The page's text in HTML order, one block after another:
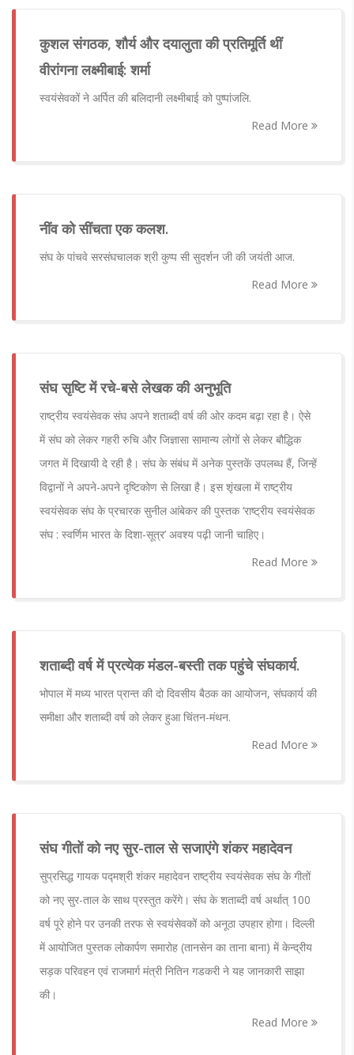
कुशल संगठक, शौर्य और दयालुता की प्रतिमूर्ति थीं
वीरांगना लक्ष्मीबाई: शर्मा
स्वयंसेवकों ने अर्पित की बलिदानी लक्ष्मीबाई को पुष्पांजलि.
Read More
नींव को सींचता एक कलश.
संघ के पांचवे सरसंघचालक श्री कुप्प सी सुदर्शन जी की जयंती आज.
Read More
संघ सृष्टि में रचे-बसे लेखक की अनुभूति
राष्ट्रीय स्वयंसेवक संघ अपने शताब्दी वर्ष की ओर कदम बढ़ा रहा है। ऐसे
में संघ को लेकर गहरी रुचि और जिज्ञासा सामान्य लोगों से लेकर बौद्धिक
जगत में दिखायी दे रही है। संघ के संबंध में अनेक पुस्तकें उपलब्ध हैं, जिन्हें
विद्वानों ने अपने-अपने दृष्टिकोण से लिखा है। इस शृंखला में राष्ट्रीय
स्वयंसेवक संघ के प्रचारक सुनील आंबेकर की पुस्तक ‘राष्ट्रीय स्वयंसेवक
संघ : स्वर्णिम भारत के दिशा-सूत्र’ अवश्य पढ़ी जानी चाहिए।
Read More
शताब्दी वर्ष में प्रत्येक मंडल-बस्ती तक पहुंचे संघकार्य.
भोपाल में मध्य भारत प्रान्त की दो दिवसीय बैठक का आयोजन, संघकार्य की
समीक्षा और शताब्दी वर्ष को लेकर हुआ चिंतन-मंथन.
Read More
संघ गीतों को नए सुर-ताल से सजाएंगे शंकर महादेवन
सुप्रसिद्ध गायक पद्मश्री शंकर महादेवन राष्ट्रीय स्वयंसेवक संघ के गीतों
को नए सुर-ताल के साथ प्रस्तुत करेंगे। संघ के शताब्दी वर्ष अर्थात् 100
वर्ष पूरे होने पर उनकी तरफ से स्वयंसेवकों को अनूठा उपहार होगा। दिल्ली
में आयोजित पुस्तक लोकार्पण समारोह (तानसेन का ताना बाना) में केन्द्रीय
सड़क परिवहन एवं राजमार्ग मंत्री नितिन गडकरी ने यह जानकारी साझा
की।
Read More